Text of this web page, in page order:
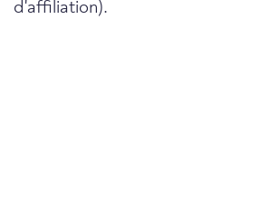
d'affiliation).